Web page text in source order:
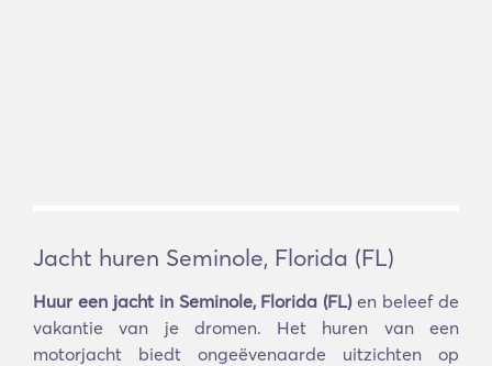
Jacht huren Seminole, Florida (FL)
Huur een jacht in Seminole, Florida (FL)en beleef de
vakantie van je dromen. Het huren van een
motorjacht biedt ongeëvenaarde uitzichten op